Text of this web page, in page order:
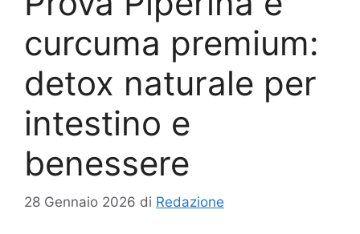
curcuma premium:
detox naturale per
intestino e
benessere
28 Gennaio 2026 di Redazione